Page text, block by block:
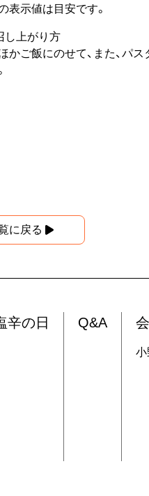
表示値は目安です。
し上がり方
かご飯にのせて、また、パ
に戻る
辛の日 Q&A
小